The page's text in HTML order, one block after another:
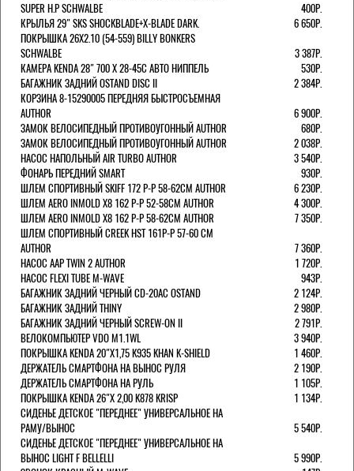
SUPER H.P SCHWALBE
400Р.
КРЫЛЬЯ 29" SKS SHOCKBLADE+X-BLADE DARK.
6 650Р.
ПОКРЫШКА 26X2.10 (54-559) BILLY BONKERS
SCHWALBE
3 387Р.
КАМЕРА KENDA 28" 700 Х 28-45С АВТО НИППЕЛЬ
530Р.
БАГАЖНИК ЗАДНИЙ OSTAND DISC II
2 384Р.
КОРЗИНА 8-15290005 ПЕРЕДНЯЯ БЫСТРОСЪЕМНАЯ
AUTHOR
6 900Р.
ЗАМОК ВЕЛОСИПЕДНЫЙ ПРОТИВОУГОННЫЙ AUTHOR
680Р.
ЗАМОК ВЕЛОСИПЕДНЫЙ ПРОТИВОУГОННЫЙ AUTHOR
2 038Р.
НАСОС НАПОЛЬНЫЙ AIR TURBO AUTHOR
3 540Р.
ФОНАРЬ ПЕРЕДНИЙ SMART
930Р.
ШЛЕМ СПОРТИВНЫЙ SKIFF 172 Р-Р 58-62СМ AUTHOR
6 230Р.
ШЛЕМ AERO INMOLD X8 162 Р-Р 52-58СМ AUTHOR
4 300Р.
ШЛЕМ AERO INMOLD X8 162 Р-Р 58-62СМ AUTHOR
7 350Р.
ШЛЕМ СПОРТИВНЫЙ CREEK HST 161Р-Р 57-60 СМ
AUTHOR
7 360Р.
НАСОС AAP TWIN 2 AUTHOR
1 720Р.
НАСОС FLEXI TUBE M-WAVE
943Р.
БАГАЖНИК ЗАДНИЙ ЧЕРНЫЙ СD-20AC OSTAND
2 124Р.
БАГАЖНИК ЗАДНИЙ THINY
2 980Р.
БАГАЖНИК ЗАДНИЙ ЧЕРНЫЙ SCREW-ON II
2 791Р.
ВЕЛОКОМПЬЮТЕР VDO M1.1WL
3 940Р.
ПОКРЫШКА KENDA 20"Х1,75 K935 KHAN K-SHIELD
1 460Р.
ДЕРЖАТЕЛЬ СМАРТФОНА НА ВЫНОС РУЛЯ
2 190Р.
ДЕРЖАТЕЛЬ СМАРТФОНА НА РУЛЬ
1 105Р.
ПОКРЫШКА KENDA 26"Х 2,00 K878 KRISP
1 134Р.
СИДЕНЬЕ ДЕТСКОЕ "ПЕРЕДНЕЕ" УНИВЕРСАЛЬНОЕ НА
РАМУ/ВЫНОС
5 540Р.
СИДЕНЬЕ ДЕТСКОЕ "ПЕРЕДНЕЕ" УНИВЕРСАЛЬНОЕ НА
ВЫНОС LIGHT F BELLELLI
5 990Р.